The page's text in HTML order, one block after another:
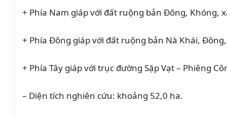
+ Phía Nam giáp với đất ruộng bản Đông, Khóng,
+ Phía Đông giáp với đất ruộng bản Nà Khái, Đông,
+ Phía Tây giáp với trục đường Sặp Vạt – Phiêng
– Diện tích nghiên cứu: khoảng 52,0 ha.